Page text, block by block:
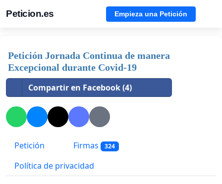
Peticion.es Empieza una Petición
Petición Jornada Continua de manera
Excepcional durante Covid-19
Compartir en Facebook (4)
Petición Firmas 324
Política de privacidad